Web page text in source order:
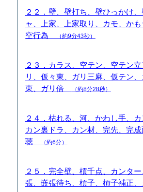
２２．壁、壁打ち、壁ひっかけ
ャ、上家、上家取り、カモ、かも
空行為
（約9分43秒）
２３．カラス、空テン、空テン
リ、仮々東、ガリ三麻、仮テン
東、ガリ倍
（約8分28秒）
２４．枯れる、河、かわし手、カ
カン裏ドラ、カン材、完先、完
聴
（約6分）
２５．完全壁、槓千点、カンタ
張、嵌張待ち、槓子、槓子補正